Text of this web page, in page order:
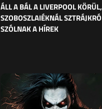
ÁLL A BÁL A LIVERPOOL KÖRÜL,
SZOBOSZLAIÉKNÁL
SZÓLNAK A HÍREK